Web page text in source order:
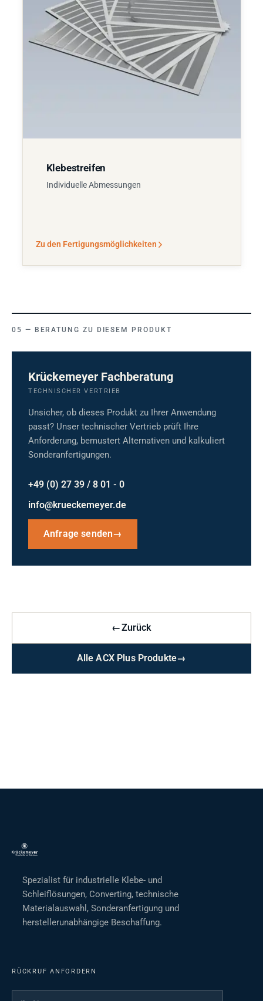
Klebestreifen
Individuelle Abmessungen
Zu den Fertigungsmöglichkeiten
BERATUNG ZU DIESEM PRODUKT
Krückemeyer Fachberatung
TECHNISCHER VERTRIEB
Unsicher, ob dieses Produkt zu Ihrer Anwendung
passt? Unser technischer Vertrieb prüft Ihre
Anforderung, bemustert Alternativen und kalkuliert
Sonderanfertigungen.
+49 (0) 27 39 / 8 01 - 0
info@krueckemeyer.de
Anfrage senden→
←Zurück
Alle ACX Plus Produkte→
Spezialist für industrielle Klebe- und
Schleiflösungen, Converting, technische
Materialauswahl, Sonderanfertigung und
herstellerunabhängige Beschaffung.
RÜCKRUF ANFORDERN
Ihr Name